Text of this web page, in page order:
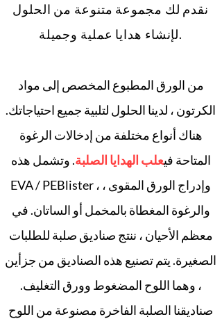
نقدم لك مجموعة متنوعة من الحلول
لإنشاء هدايا عملية وجميلة.
من الورق المطبوع المخصص إلى مواد
الكرتون ، لدينا الحلول لتلبية جميع احتياجاتك.
هناك أنواع مختلفة من إدخالات الرغوة
المتاحة فيعلب الهدايا الصلبة. وتشمل هذه
EVA / PEBlister ، وإدراج الورق المقوى ،
والرغوة المغطاة بالمخمل أو الساتان. في
معظم الأحيان ، ننتج صناديق صلبة للطلبات
الصغيرة. يتم تصنيع هذه الصناديق من جزأين
، وهما اللوح المضغوط وورق التغليف.
صناديقنا الصلبة الفاخرة مصنوعة من اللوح